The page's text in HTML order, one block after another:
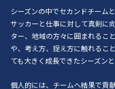
シーズンの中でセカンドチーム
サッカーと仕事に対して真剣に
ター、地域の方々に囲まれるこ
や、考え方、捉え方に触れるこ
ても大きく成長できたシーズンと
個人的には、チームへ結果で貢